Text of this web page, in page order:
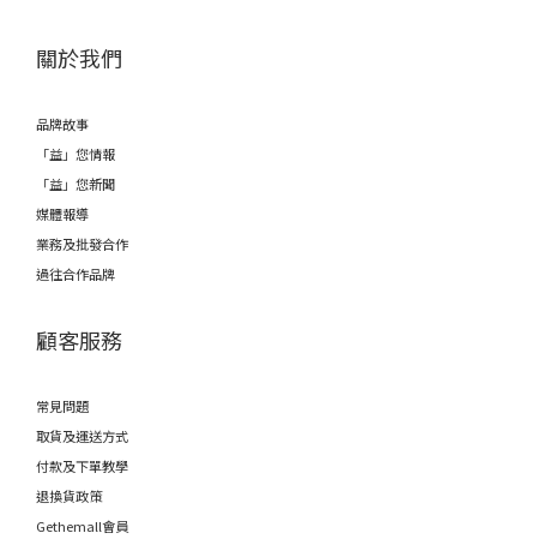
關於我們
品牌故事
「益」您情報
「益」您新聞
媒體報導
業務及批發合作
過往合作品牌
顧客服務
常見問題
取貨及運送方式
付款及下單教學
退換貨政策
Gethemall會員